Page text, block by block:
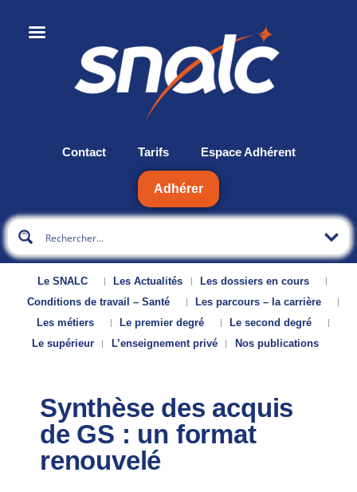
Contact Tarifs Espace Adhérent
Adhérer
Le SNALC Les Actualités
Les dossiers en cours
Conditions de travail – Santé
Les parcours – la carrière
Les métiers
Le premier degré
Le second degré
Le supérieur
L’enseignement privé Nos publications
Synthèse des acquis
de GS : un format
renouvelé